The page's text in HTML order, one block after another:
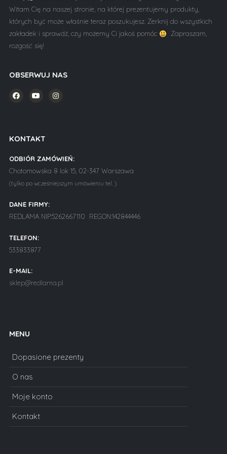
Witam Cię na naszej stronie, na której prezentujemy produkty,
których być może właśnie teraz poszukujesz. Zerknij do wszystkich
zakładek i sprawdź, czy możemy Ci jakoś pomóc
Zapraszam,
rozgość się!
OBSERWUJ NAS
KONTAKT
ODBIÓR ZAMÓWIEŃ:
Chotomowska 8 lok 15, 02-347 Warszawa
(tylko po wcześniejszym umówieniu tel. )
DANE FIRMY:
REDLAMA NIP:5262667110 REGON:142844446
TELEFON:
533833877
E-MAIL:
sklep@redlama.pl
MENU
Dopasione prezenty
O nas
Moje konto
Kontakt